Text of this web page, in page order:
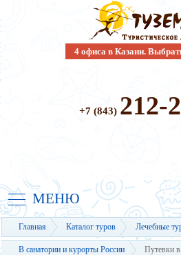
4 офиса в Казани.
+7 (843) 212-
МЕНЮ
Главная Каталог туров Лечебные
В санатории и курорты России Путевки